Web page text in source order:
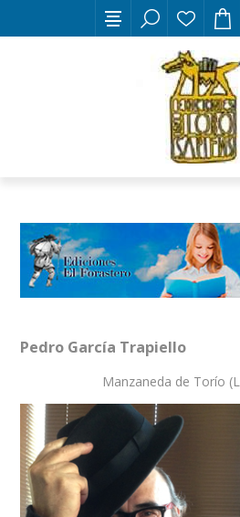
Pedro García Trapiello
Manzaneda de Torío